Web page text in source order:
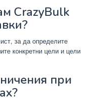
CrazyBulk
за да определите
конкретни цели и цели
при